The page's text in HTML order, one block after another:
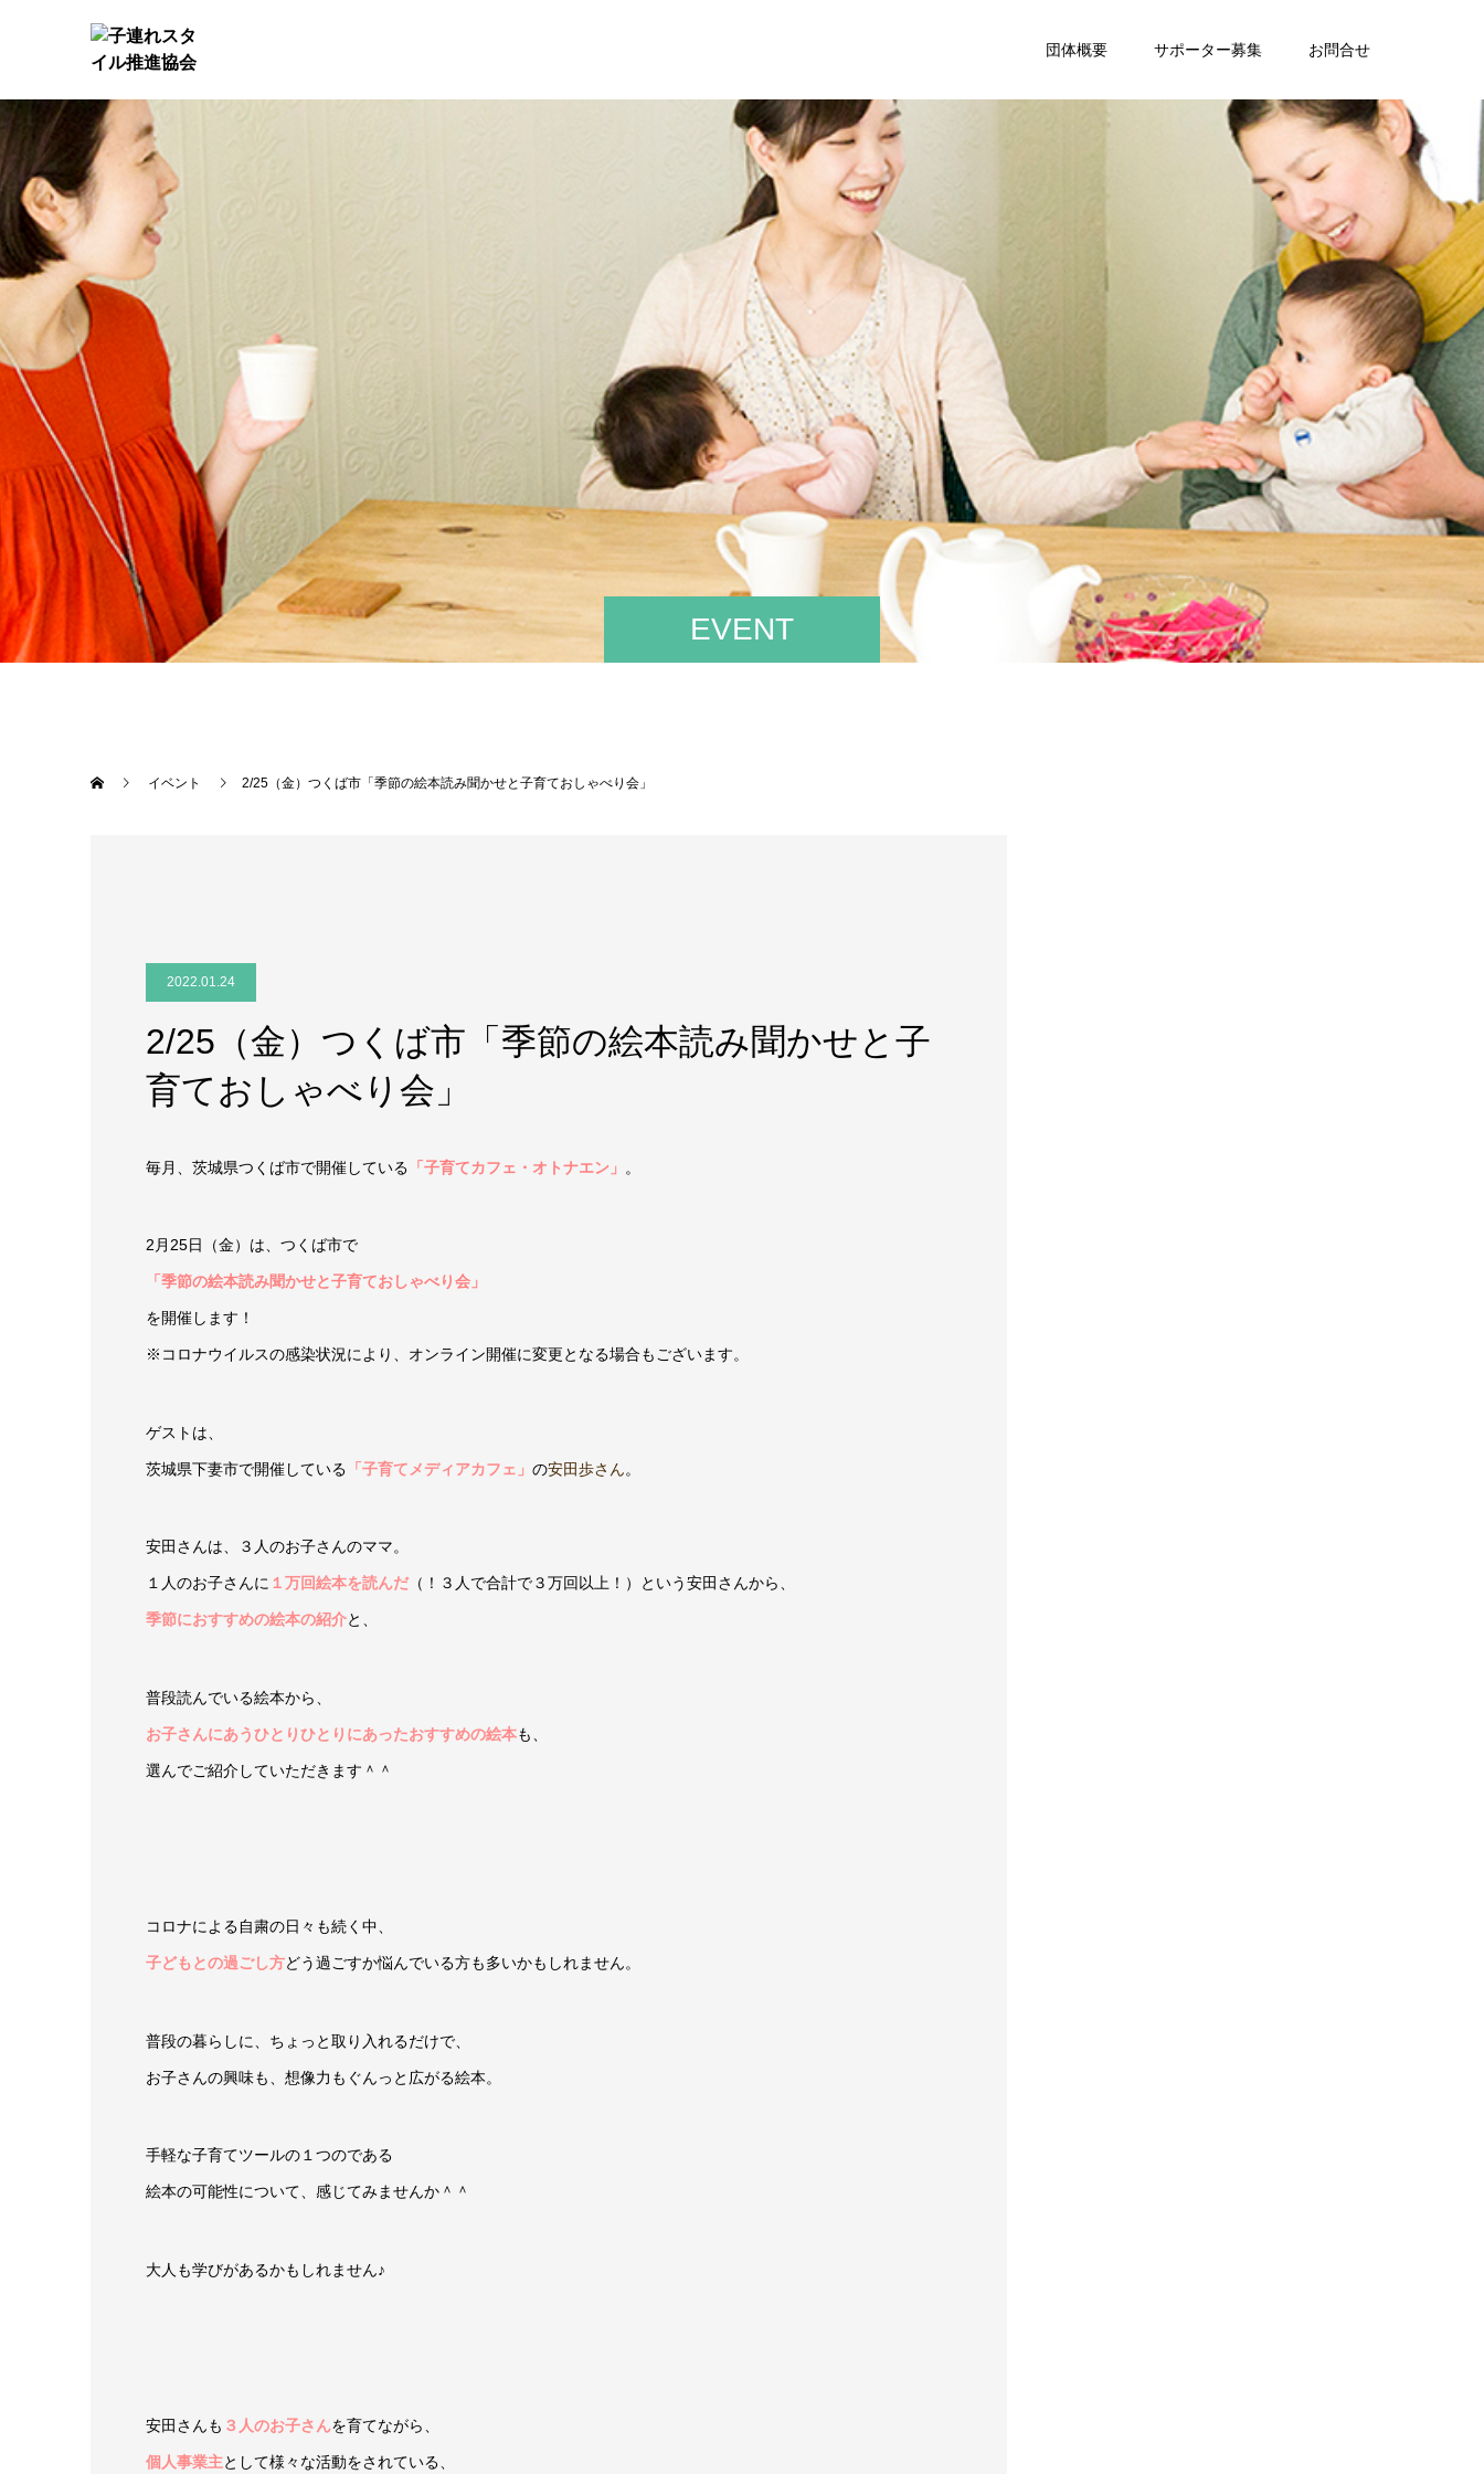
団体概要 サポーター募集 お問合せ
EVENT
イベント 2/25（金）つくば市「季節の絵本読み聞かせと子育ておしゃべり会」
2022.01.24
2/25（金）つくば市「季節の絵本読み聞かせと子
育ておしゃべり会」
毎月、茨城県つくば市で開催している 「子育てカフェ・オトナエン」 。
2月25日（金）は、つくば市で
「季節の絵本読み聞かせと子育ておしゃべり会」
を開催します！
※コロナウイルスの感染状況により、オンライン開催に変更となる場合もございます。
ゲストは、
茨城県下妻市で開催している 「子育てメディアカフェ」 の安田歩さん。
安田さんは、３人のお子さんのママ。
１人のお子さんに １万回絵本を読んだ （！３人で合計で３万回以上！）という安田さんから、
季節におすすめの絵本の紹介と、
普段読んでいる絵本から、
お子さんにあうひとりひとりにあったおすすめの絵本も、
選んでご紹介していただきます＾＾
コロナによる自粛の日々も続く中、
子どもとの過ごし方どう過ごすか悩んでいる方も多いかもしれません。
普段の暮らしに、ちょっと取り入れるだけで、
お子さんの興味も、想像力もぐんっと広がる絵本。
手軽な子育てツールの１つのである
絵本の可能性について、感じてみませんか＾＾
大人も学びがあるかもしれません♪
安田さんも ３人のお子さんを育てながら、
個人事業主として様々な活動をされている、